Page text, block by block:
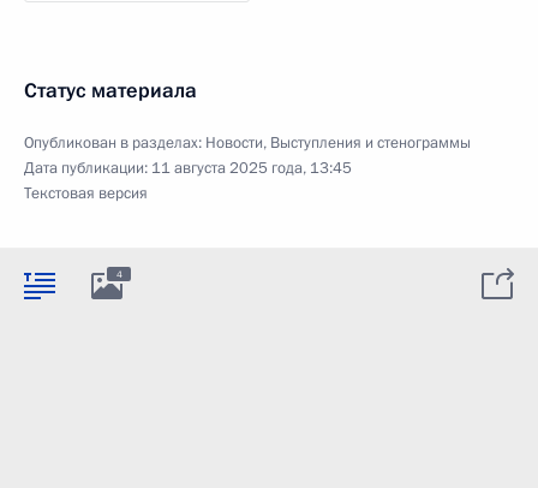
Статус материала
Опубликован в разделах: Новости, Выступления и стенограммы
Дата публикации: 11 августа 2025 года, 13:45
Текстовая версия
4